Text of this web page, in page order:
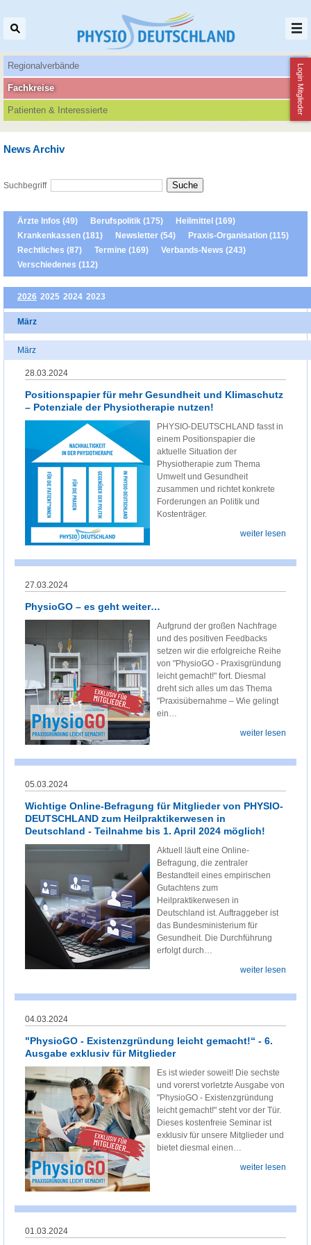
Login Mitglieder
Regionalverbände
Patienten‌ & Interessierte
Fachkreise
News Archiv
Suchbegriff
Ärzte Infos (49) Berufspolitik (175)
Heilmittel (169)
Krankenkassen (181)
Newsletter (54)
Praxis-Organisation (115)
Rechtliches (87)
Termine (169)
Verbands-News (243)
Verschiedenes (112)
2026 2025 2024 2023
März
März
28.03.2024
Positionspapier für mehr Gesundheit und Klimaschutz
– Potenziale der Physiotherapie nutzen!
PHYSIO-DEUTSCHLAND fasst in
einem Positionspapier die
aktuelle Situation der
Physiotherapie zum Thema
Umwelt und Gesundheit
zusammen und richtet konkrete
Forderungen an Politik und
Kostenträger.
weiter lesen
27.03.2024
PhysioGO – es geht weiter…
Aufgrund der großen Nachfrage
und des positiven Feedbacks
setzen wir die erfolgreiche Reihe
von "PhysioGO - Praxisgründung
leicht gemacht!" fort. Diesmal
dreht sich alles um das Thema
"Praxisübernahme – Wie gelingt
ein…
weiter lesen
05.03.2024
Wichtige Online-Befragung für Mitglieder von PHYSIO-
DEUTSCHLAND zum Heilpraktikerwesen in
Deutschland - Teilnahme bis 1. April 2024 möglich!
Aktuell läuft eine Online-
Befragung, die zentraler
Bestandteil eines empirischen
Gutachtens zum
Heilpraktikerwesen in
Deutschland ist. Auftraggeber ist
das Bundesministerium für
Gesundheit. Die Durchführung
erfolgt durch…
weiter lesen
04.03.2024
"PhysioGO - Existenzgründung leicht gemacht!“ - 6.
Ausgabe exklusiv für Mitglieder
Es ist wieder soweit! Die sechste
und vorerst vorletzte Ausgabe von
"PhysioGO - Existenzgründung
leicht gemacht!" steht vor der Tür.
Dieses kostenfreie Seminar ist
exklusiv für unsere Mitglieder und
bietet diesmal einen…
weiter lesen
01.03.2024